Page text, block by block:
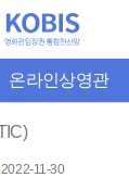
온라인상영관
2022-11-30